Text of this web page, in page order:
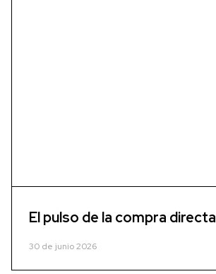
El pulso de la compra directa
30 de junio 2026